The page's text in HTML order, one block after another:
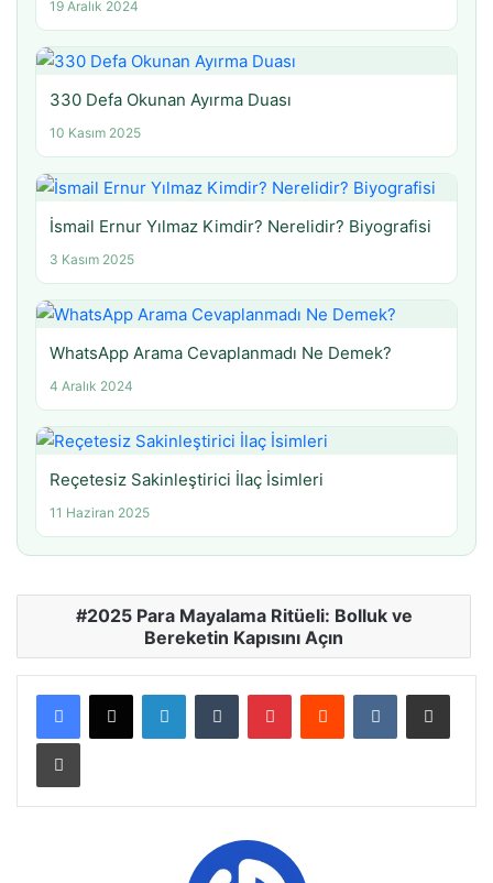
19 Aralık 2024
330 Defa Okunan Ayırma Duası
10 Kasım 2025
İsmail Ernur Yılmaz Kimdir? Nerelidir? Biyografisi
3 Kasım 2025
WhatsApp Arama Cevaplanmadı Ne Demek?
4 Aralık 2024
Reçetesiz Sakinleştirici İlaç İsimleri
11 Haziran 2025
2025 Para Mayalama Ritüeli: Bolluk ve
Bereketin Kapısını Açın
LinkedInTumblr PinterestReddit VKontakteE-Posta ile paylaş
Yazdır